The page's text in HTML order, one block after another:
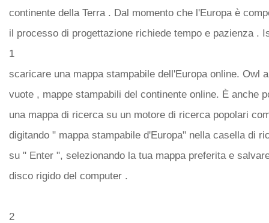
continente della Terra . Dal momento che l'Europa è
il processo di progettazione richiede tempo e pazienza .
1
scaricare una mappa stampabile dell'Europa online. Owl
vuote , mappe stampabili del continente online. È anche
una mappa di ricerca su un motore di ricerca popolari
digitando " mappa stampabile d'Europa" nella casella di
su " Enter ", selezionando la tua mappa preferita e
disco rigido del computer .
2